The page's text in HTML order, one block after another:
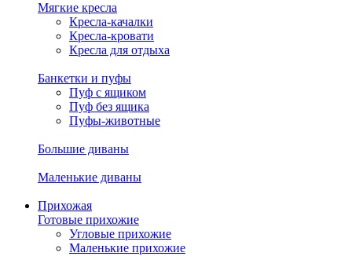
Мягкие кресла
Кресла-качалки
Кресла-кровати
Кресла для отдыха
Банкетки и пуфы
Пуф с ящиком
Пуф без ящика
Пуфы-животные
Большие диваны
Маленькие диваны
Прихожая
Готовые прихожие
Угловые прихожие
Маленькие прихожие